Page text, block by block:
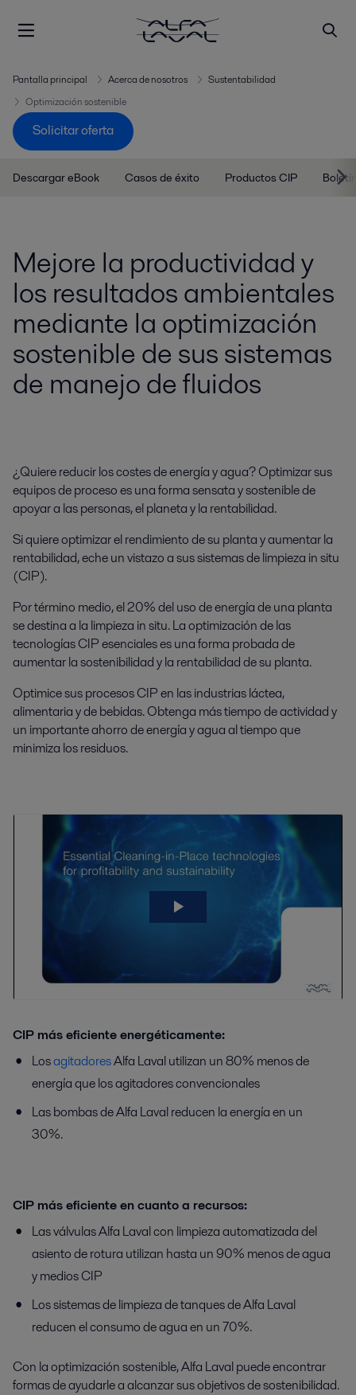
Pantalla principal Acerca de nosotros
Sustentabilidad
Optimización sostenible
Solicitar oferta
Descargar eBook Casos de éxito Productos CIP
Mejore la productividad y
los resultados ambientales
mediante la optimización
sostenible de sus sistemas
de manejo de fluidos
¿Quiere reducir los costes de energía y agua? Optimizar sus
equipos de proceso es una forma sensata y sostenible de
apoyar a las personas, el planeta y la rentabilidad.
Si quiere optimizar el rendimiento de su planta y aumentar la
rentabilidad, eche un vistazo a sus sistemas de limpieza in situ
(CIP).
Por término medio, el 20% del uso de energía de una planta
se destina a la limpieza in situ. La optimización de las
tecnologías CIP esenciales es una forma probada de
aumentar la sostenibilidad y la rentabilidad de su planta.
Optimice sus procesos CIP en las industrias láctea,
alimentaria y de bebidas. Obtenga más tiempo de actividad y
un importante ahorro de energía y agua al tiempo que
minimiza los residuos.
CIP más eficiente energéticamente:
LosagitadoresAlfa Laval utilizan un 80% menos de
energía que los agitadores convencionales
Las bombas de Alfa Laval reducen la energía en un
30%.
CIP más eficiente en cuanto a recursos:
Las válvulas Alfa Laval con limpieza automatizada del
asiento de rotura utilizan hasta un 90% menos de agua
y medios CIP
Los sistemas de limpieza de tanques de Alfa Laval
reducen el consumo de agua en un 70%.
Con la optimización sostenible, Alfa Laval puede encontrar
formas de ayudarle a alcanzar sus objetivos de sostenibilidad.